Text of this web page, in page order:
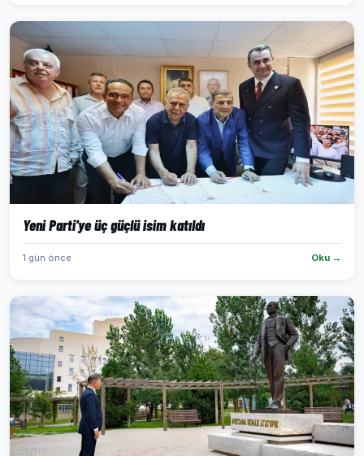
Yeni Parti'ye üç güçlü isim katıldı
1 gün önce Oku →